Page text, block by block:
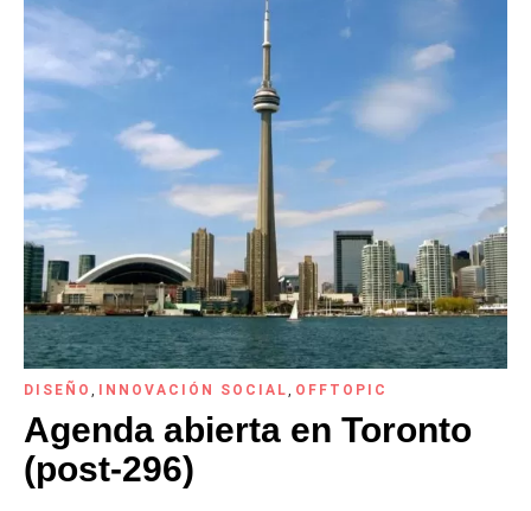
DISEÑO , INNOVACIÓN SOCIAL, OFFTOPIC
Agenda abierta en Toronto
(post-296)